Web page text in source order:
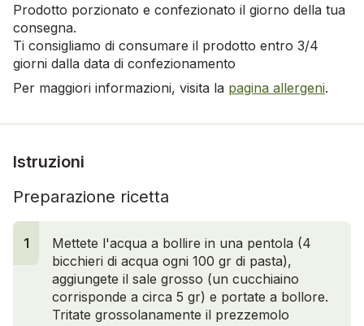
Prodotto porzionato e confezionato il giorno della tua
consegna.
Ti consigliamo di consumare il prodotto entro 3/4
giorni dalla data di confezionamento
Per maggiori informazioni, visita la pagina allergeni.
Istruzioni
Preparazione ricetta
1
Mettete l'acqua a bollire in una pentola (4
bicchieri di acqua ogni 100 gr di pasta),
aggiungete il sale grosso (un cucchiaino
corrisponde a circa 5 gr) e portate a bollore.
Tritate grossolanamente il prezzemolo